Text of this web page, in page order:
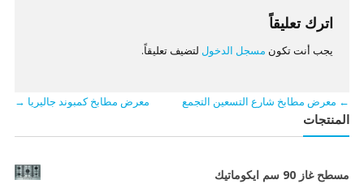
اترك تعليقاً
يجب أنت تكون مسجل الدخول لتضيف تعليقاً.
← معرض مطابخ شارع التسعين التجمع معرض مطابخ كمبوند جاليريا →
المنتجات
مسطح غاز 90 سم ايكوماتيك